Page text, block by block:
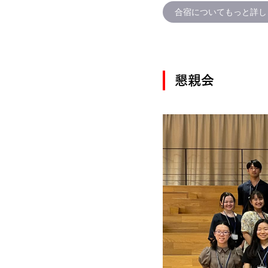
合宿についてもっと詳
懇親会